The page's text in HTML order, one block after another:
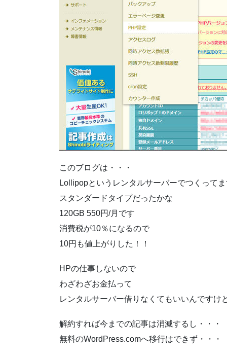
このブログは・・・
Lollipopというレンタルサーバーでつくって
スタンダードタイプだったかな
120GB 550円/月です
消費税が10％になるので
10円も値上がりした！！
HPの仕事しないので
わざわざお金払って
レンタルサーバー借りなくてもいいんですけ
解約すれば今までの記事は消滅するし・・・
無料のWordPress.comへ移行はできず・・・